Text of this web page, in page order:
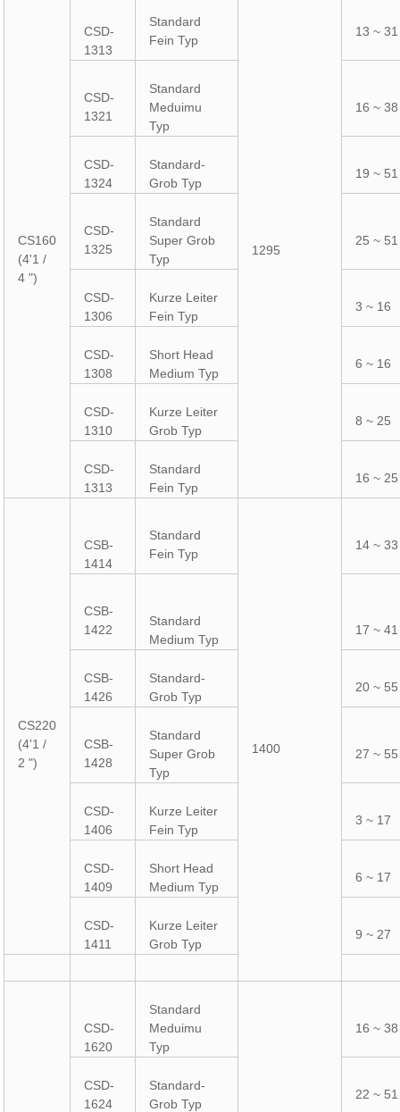
CS160
(4'1 /
4 ")
CSD-
1313
Standard
Fein Typ
1295
13 ~ 31
CSD-
1321
Standard
Meduimu
Typ
16 ~ 38
CSD-
1324
Standard-
Grob Typ
19 ~ 51
CSD-
1325
Standard
Super Grob
Typ
25 ~ 51
CSD-
1306
Kurze Leiter
Fein Typ
3 ~ 16
CSD-
1308
Short Head
Medium Typ
6 ~ 16
CSD-
1310
Kurze Leiter
Grob Typ
8 ~ 25
CSD-
1313
Standard
Fein Typ
16 ~ 25
CS220
(4'1 /
2 ")
CSB-
1414
Standard
Fein Typ
1400
14 ~ 33
CSB-
1422
Standard
Medium Typ
17 ~ 41
CSB-
1426
Standard-
Grob Typ
20 ~ 55
CSB-
1428
Standard
Super Grob
Typ
27 ~ 55
CSD-
1406
Kurze Leiter
Fein Typ
3 ~ 17
CSD-
1409
Short Head
Medium Typ
6 ~ 17
CSD-
1411
Kurze Leiter
Grob Typ
9 ~ 27
CSD-
1620
Standard
Meduimu
Typ
16 ~ 38
CSD-
1624
Standard-
Grob Typ
22 ~ 51